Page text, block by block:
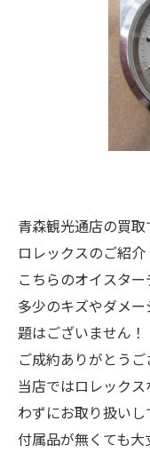
青森観光通店の買取
ロレックスのご紹介
こちらのオイスタ
多少のキズやダメ
題はございません！
ご成約ありがとうご
当店ではロレック
わずにお取り扱いし
付属品が無くても大